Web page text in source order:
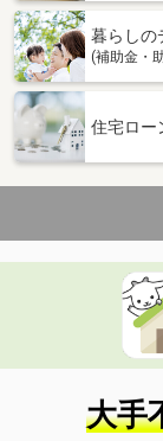
暮らしの
(補助金・
住宅ロー
大手